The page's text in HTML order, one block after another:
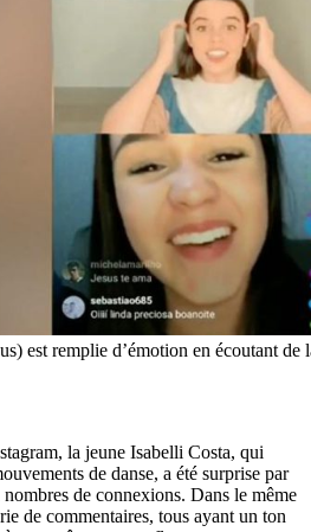
est remplie d’émotion en écoutant de
la jeune Isabelli Costa, qui
de danse, a été surprise par
de connexions. Dans le même
de commentaires, tous ayant un ton